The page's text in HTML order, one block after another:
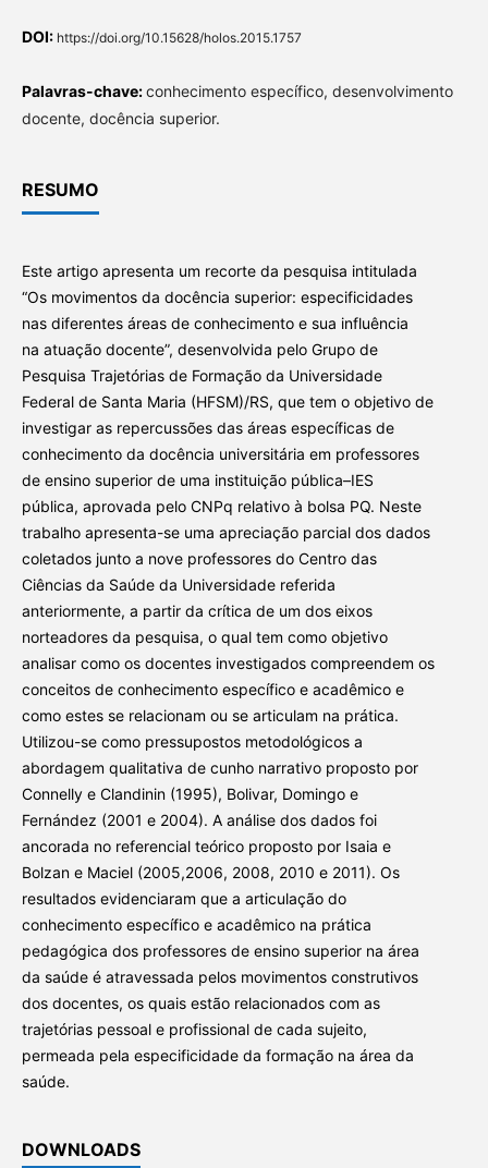
DOI: https://doi.org/10.15628/holos.2015.1757
Palavras-chave:conhecimento específico, desenvolvimento
docente, docência superior.
RESUMO
Este artigo apresenta um recorte da pesquisa intitulada
“Os movimentos da docência superior: especificidades
nas diferentes áreas de conhecimento e sua influência
na atuação docente”, desenvolvida pelo Grupo de
Pesquisa Trajetórias de Formação da Universidade
Federal de Santa Maria (HFSM)/RS, que tem o objetivo de
investigar as repercussões das áreas específicas de
conhecimento da docência universitária em professores
de ensino superior de uma instituição pública–IES
pública, aprovada pelo CNPq relativo à bolsa PQ. Neste
trabalho apresenta-se uma apreciação parcial dos dados
coletados junto a nove professores do Centro das
Ciências da Saúde da Universidade referida
anteriormente, a partir da crítica de um dos eixos
norteadores da pesquisa, o qual tem como objetivo
analisar como os docentes investigados compreendem os
conceitos de conhecimento específico e acadêmico e
como estes se relacionam ou se articulam na prática.
Utilizou-se como pressupostos metodológicos a
abordagem qualitativa de cunho narrativo proposto por
Connelly e Clandinin (1995), Bolivar, Domingo e
Fernández (2001 e 2004). A análise dos dados foi
ancorada no referencial teórico proposto por Isaia e
Bolzan e Maciel (2005,2006, 2008, 2010 e 2011). Os
resultados evidenciaram que a articulação do
conhecimento específico e acadêmico na prática
pedagógica dos professores de ensino superior na área
da saúde é atravessada pelos movimentos construtivos
dos docentes, os quais estão relacionados com as
trajetórias pessoal e profissional de cada sujeito,
permeada pela especificidade da formação na área da
saúde.
DOWNLOADS